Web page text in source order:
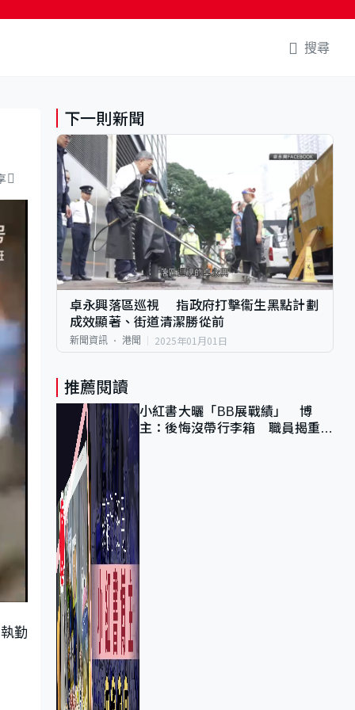
搜尋
勤
下一則新聞
卓永興落區巡視 指 政府打擊衞生黑點計劃
成效顯著、街道清潔勝從前
新聞資訊 港聞 2025年01月01日
推薦閱讀
小紅書大曬「BB展戰績」 博
主：後悔沒帶行李箱 職員揭重複